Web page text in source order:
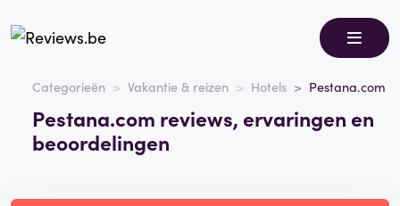
Categorieën Vakantie & reizen Hotels Pestana.com
Pestana.com reviews, ervaringen en
beoordelingen